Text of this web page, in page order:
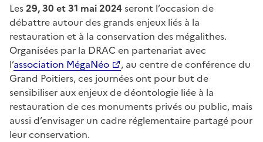
Les29, 30 et 31 mai 2024 seront l’occasion de
débattre autour des grands enjeux liés à la
restauration et à la conservation des mégalithes.
Organisées par la DRAC en partenariat avec
l’association MégaNéo
, au centre de conférence du
Grand Poitiers, ces journées ont pour but de
sensibiliser aux enjeux de déontologie liée à la
restauration de ces monuments privés ou public, mais
aussi d’envisager un cadre réglementaire partagé pour
leur conservation.